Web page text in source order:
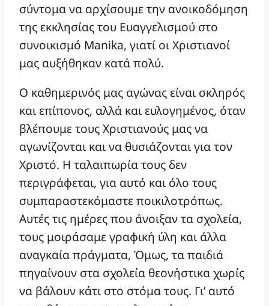
σύντομα να αρχίσουμε την ανοικοδόμηση
της εκκλησίας του Ευαγγελισμού στο
συνοικισμό Manika, γιατί οι Χριστιανοί
μας αυξήθηκαν κατά πολύ.
Ο καθημερινός μας αγώνας είναι σκληρός
και επίπονος, αλλά και ευλογημένος, όταν
βλέπουμε τους Χριστιανούς μας να
αγωνίζονται και να θυσιάζονται για τον
Χριστό. Η ταλαιπωρία τους δεν
περιγράφεται, για αυτό και όλο τους
συμπαραστεκόμαστε ποικιλοτρόπως.
Αυτές τις ημέρες που άνοιξαν τα σχολεία,
τους μοιράσαμε γραφική ύλη και άλλα
αναγκαία πράγματα, Όμως, τα παιδιά
πηγαίνουν στα σχολεία θεονήστικα χωρίς
να βάλουν κάτι στο στόμα τους. Γι’ αυτό